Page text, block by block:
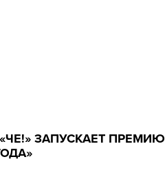
ЗАПУСКАЕТ ПРЕМИЮ